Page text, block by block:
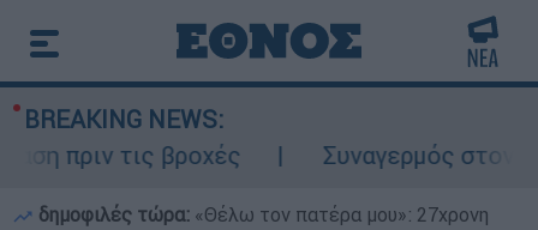
BREAKING NEWS:
τις βροχές
Συναγερμός στον
δημοφιλές τώρα: «Θέλω τον πατέρα μου»: 27χρονη